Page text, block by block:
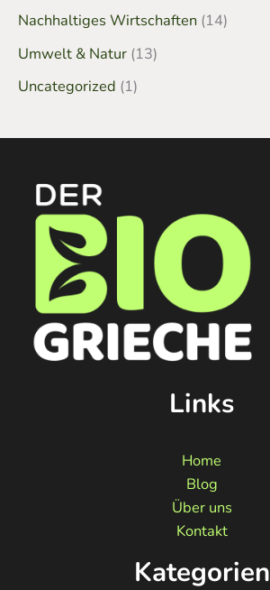
Nachhaltiges Wirtschaften (14)
Umwelt & Natur (13)
Uncategorized (1)
Links
Home
Blog
Über uns
Kontakt
Kategorien